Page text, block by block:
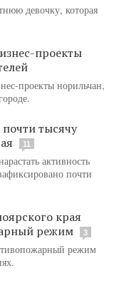
девочку, которая
проекты
проекты норильчан,
тысячу
11
активность
почти
края
режим
3
режим